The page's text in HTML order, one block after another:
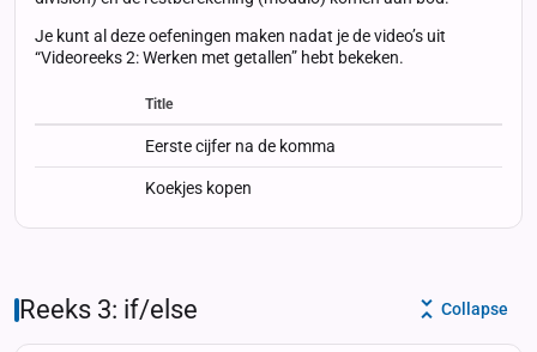
Je kunt al deze oefeningen maken nadat je de video’s uit
“Videoreeks 2: Werken met getallen” hebt bekeken.
StatusStatus Type
Title
Eerste cijfer na de komma
Koekjes kopen
Reeks 3: if/else Collapse